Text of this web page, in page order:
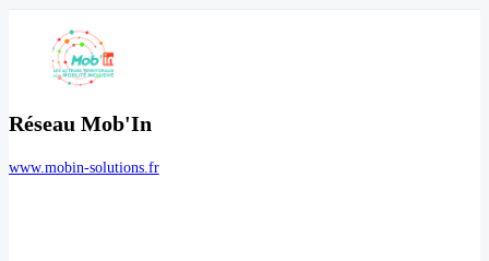
Réseau Mob'In
www.mobin-solutions.fr